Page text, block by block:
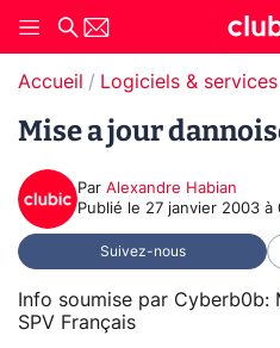
Accueil Logiciels & services
Mise a jour
Par Alexandre Habian
Publié le 27 janvier 2003 à
Suivez-nous
Info soumise par Cyberb0b:
SPV Français